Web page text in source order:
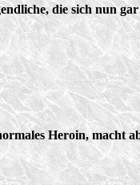
die sich nun
Heroin, macht